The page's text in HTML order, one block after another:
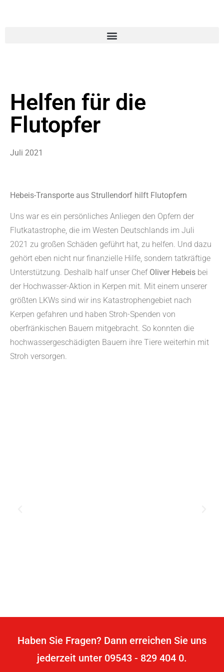
Helfen für die
Flutopfer
Juli 2021
Hebeis-Transporte aus Strullendorf hilft Flutopfern
Uns war es ein persönliches Anliegen den Opfern der
Flutkatastrophe, die im Westen Deutschlands im Juli
2021 zu großen Schäden geführt hat, zu helfen. Und dazu
gehört eben nicht nur finanzielle Hilfe, sondern tatkräftige
Unterstützung. Deshalb half unser Chef Oliver Hebeis bei
der Hochwasser-Aktion in Kerpen mit. Mit einem unserer
größten LKWs sind wir ins Katastrophengebiet nach
Kerpen gefahren und haben Stroh-Spenden von
oberfränkischen Bauern mitgebracht. So konnten die
hochwassergeschädigten Bauern ihre Tiere weiterhin mit
Stroh versorgen.
Haben Sie Fragen? Dann erreichen Sie uns
jederzeit unter 09543 - 829 404 0.